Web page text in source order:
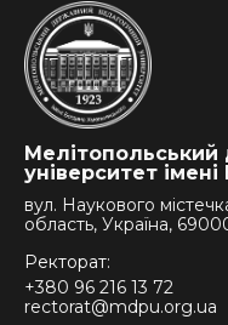
Мелітопольський
університет
вул. Наукового
область, Україна,
Ректорат:
+380 96 216 13 72
rectorat@mdpu.org.ua